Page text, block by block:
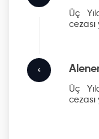
Üç
4
Üç